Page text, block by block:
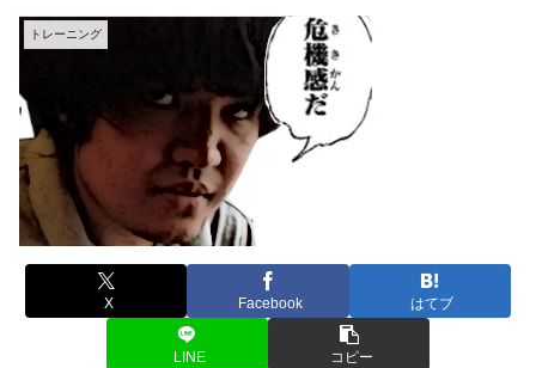
トレーニング
X Facebook はてブ
LINE コピー